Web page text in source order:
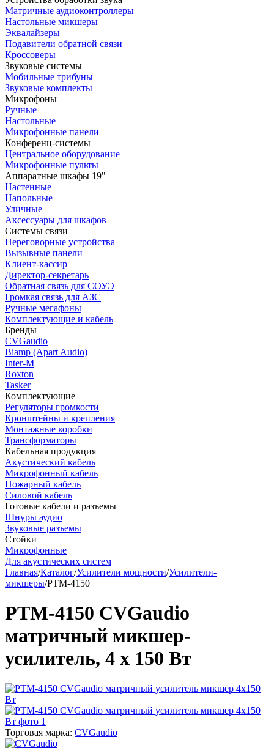
Матричные аудиоконтроллеры
Настольные микшеры
Эквалайзеры
Подавители обратной связи
Кроссоверы
Звуковые системы
Мобильные трибуны
Звуковые комплекты
Микрофоны
Ручные
Настольные
Микрофонные панели
Конференц-системы
Центральное оборудование
Микрофонные пульты
Аппаратные шкафы 19"
Настенные
Напольные
Уличные
Аксессуары для шкафов
Системы связи
Переговорные устройства
Вызывные панели
Клиент-кассир
Директор-секретарь
Обратная связь для СОУЭ
Громкая связь для АЗС
Ручные мегафоны
Комплектующие и кабель
Бренды
CVGaudio
Biamp (Apart Audio)
Inter-M
Roxton
Tasker
Комплектующие
Регуляторы громкости
Кронштейны и крепления
Монтажные коробки
Трансформаторы
Кабельная продукция
Акустический кабель
Микрофонный кабель
Пожарный кабель
Силовой кабель
Готовые кабели и разъемы
Шнуры аудио
Звуковые разъемы
Стойки
Микрофонные
Для акустических систем
Главная/Каталог/Усилители мощности/Усилители-
микшеры/PTM-4150
PTM-4150 CVGaudio
матричный микшер-
усилитель, 4 х 150 Вт
Торговая марка: CVGaudio